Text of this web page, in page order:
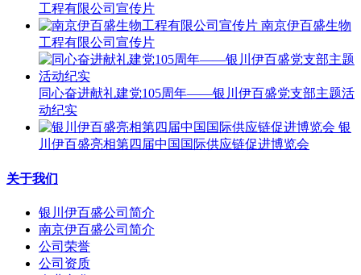
工程有限公司宣传片
南京伊百盛生物
工程有限公司宣传片
同心奋进献礼建党105周年——银川伊百盛党支部主题活
动纪实
银
川伊百盛亮相第四届中国国际供应链促进博览会
关于我们
银川伊百盛公司简介
南京伊百盛公司简介
公司荣誉
公司资质